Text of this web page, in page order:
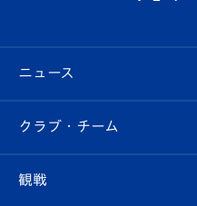
ニュース
すべて
クラブ・チーム
観戦